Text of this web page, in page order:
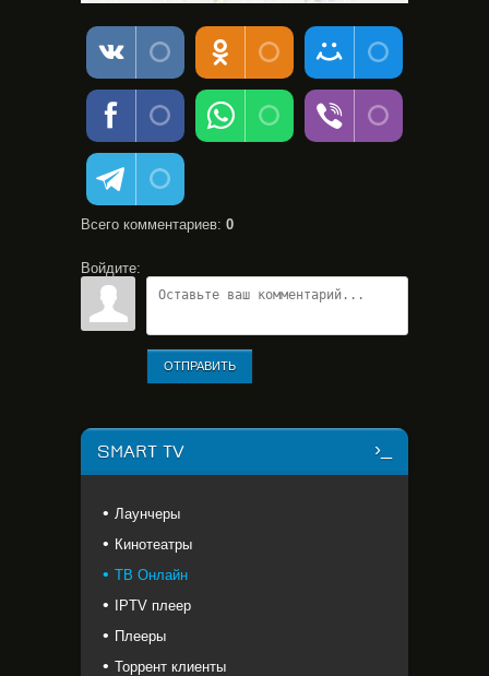
Всего комментариев: 0
Войдите:
ОТПРАВИТЬ
SMART TV
Лаунчеры
Кинотеатры
ТВ Онлайн
IPTV плеер
Плееры
Торрент клиенты